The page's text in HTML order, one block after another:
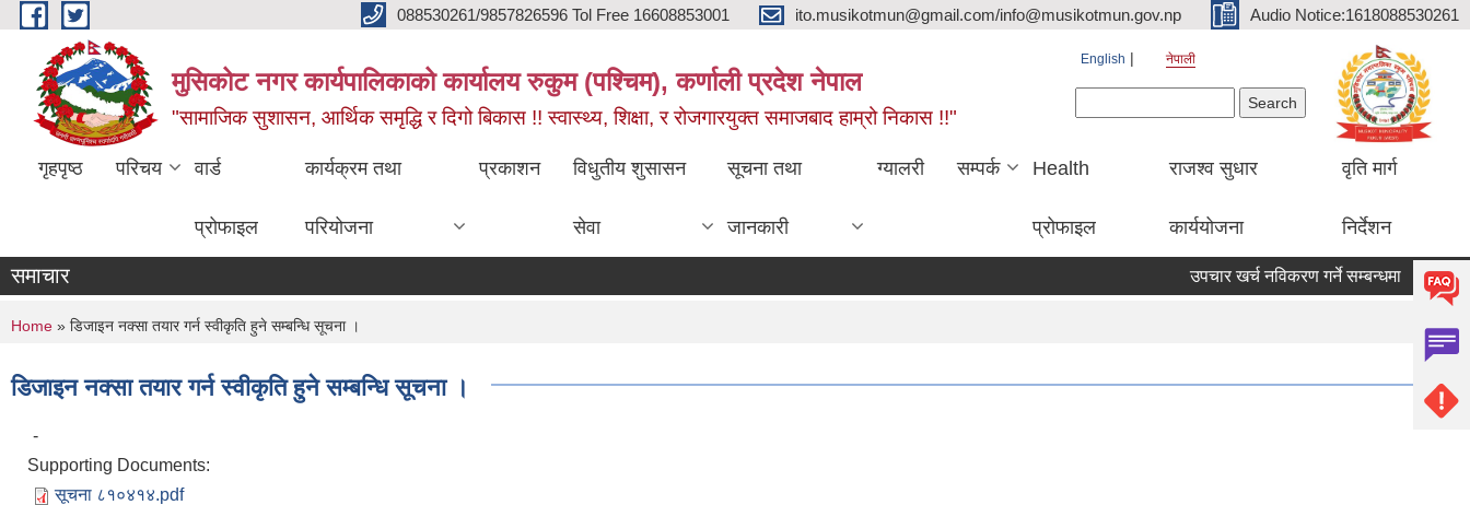
Skip to main content 088530261/9857826596 Tol Free 16608853001 ito.musikotmun@gmail.com/info@musikotmun.gov.np Audio Notice:1618088530261
मुसिकोट नगर कार्यपालिकाको कार्यालय रुकुम (पश्चिम), कर्णाली प्रदेश नेपाल
"सामाजिक सुशासन, आर्थिक समृद्धि र दिगो बिकास !! स्वास्थ्य, शिक्षा, र रोजगारयुक्त समाजबाद हाम्रो निकास !!"
English नेपाली
गृहपृष्ठ परिचय वार्ड
प्रोफाइल
कार्यक्रम तथा
परियोजना
प्रकाशन विधुतीय शुसासन
सेवा
सूचना तथा
जानकारी
ग्यालरी सम्पर्क Health
प्रोफाइल
राजश्व सुधार
कार्ययोजना
वृति मार्ग
निर्देशन
समाचार उपचार खर्च नविकरण गर्ने सम्बन्धमा
You are here
Home » डिजाइन नक्सा तयार गर्न स्वीकृति हुने सम्बन्धि सूचना ।
डिजाइन नक्सा तयार गर्न स्वीकृति हुने सम्बन्धि सूचना ।
-
Supporting Documents:
सूचना ८१०४१४.pdf